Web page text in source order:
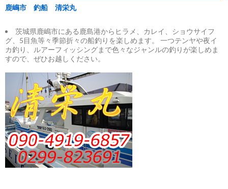
鹿嶋市 釣船 清栄丸
茨城県鹿嶋市にある鹿島港からヒラメ、カレイ、ショウサイフ
グ、5目魚等々季節折々の船釣りを楽しめます。 一つテンヤや夜イ
カ釣り、ルアーフィッシングまで色々なジャンルの釣りが楽しめま
すので、ぜひお越しください。